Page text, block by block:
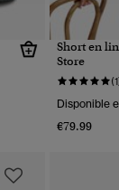
Short en
Store
Disponible
€79.99